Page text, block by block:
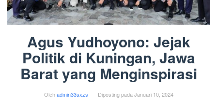
Agus Yudhoyono: Jejak
Politik di Kuningan, Jawa
Barat yang Menginspirasi
Olehadmin33sxzs Diposting pada Januari 10, 2024